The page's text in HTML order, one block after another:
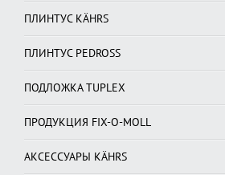
ПЛИНТУС KÄHRS
ПЛИНТУС PEDROSS
ПОДЛОЖКА TUPLEX
ПРОДУКЦИЯ FIX-O-MOLL
АКСЕССУАРЫ KÄHRS